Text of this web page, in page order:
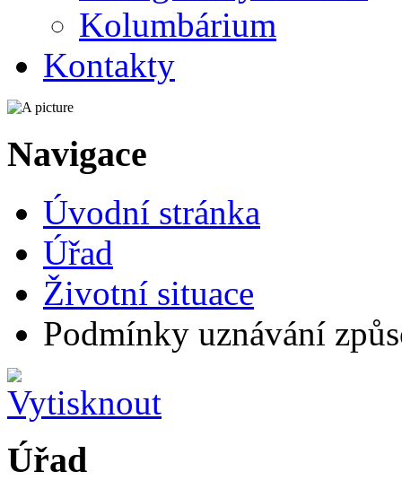
Kolumbárium
Kontakty
Navigace
Úvodní stránka
Úřad
Životní situace
Podmínky uznávání
Úřad